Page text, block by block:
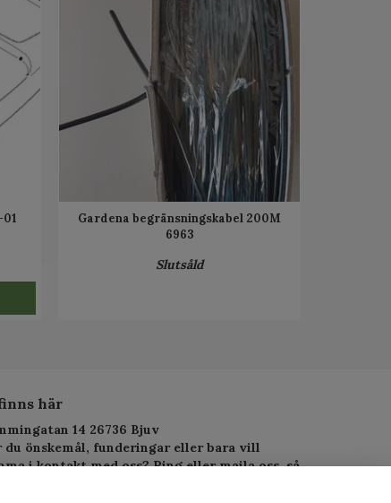
Gardena begränsningskabel 200M
6963
Slutsåld
här
14 26736 Bjuv
du önskemål, funderingar eller bara vill
i kontakt med oss? Ring eller maila oss, så